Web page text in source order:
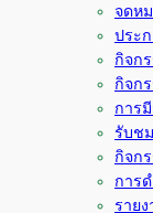
จดห
ประ
กิจก
กิจก
การ
รับช
กิจก
การ
ราย